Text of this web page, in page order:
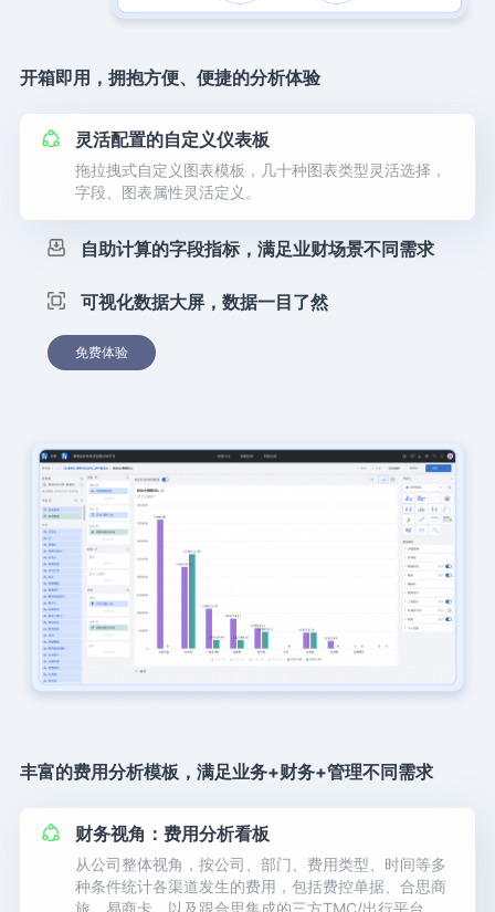
开箱即用，拥抱方便、便捷的分析体验
灵活配置的自定义仪表板
拖拉拽式自定义图表模板，几十种图表类型灵活选择，
字段、图表属性灵活定义。
自助计算的字段指标，满足业财场景不同需求
可视化数据大屏，数据一目了然
免费体验
丰富的费用分析模板，满足业务+财务+管理不同需求
财务视角：费用分析看板
从公司整体视角，按公司、部门、费用类型、时间等多
种条件统计各渠道发生的费用，包括费控单据、合思商
旅、易商卡、以及跟合思集成的三方TMC/出行平台，